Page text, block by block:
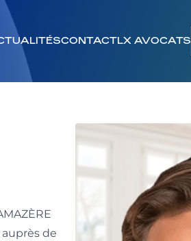
CONTACTLX AVOCATS
de